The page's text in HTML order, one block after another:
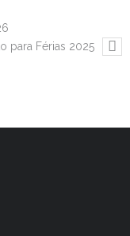
para Férias 2025